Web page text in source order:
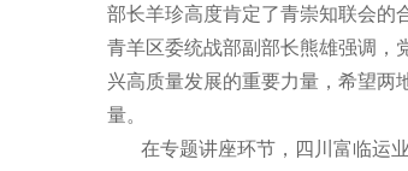
部长羊珍高度肯定了青崇知联会的
青羊区委统战部副部长熊雄强调，
兴高质量发展的重要力量，希望两
量。
在专题讲座环节，四川富临运业